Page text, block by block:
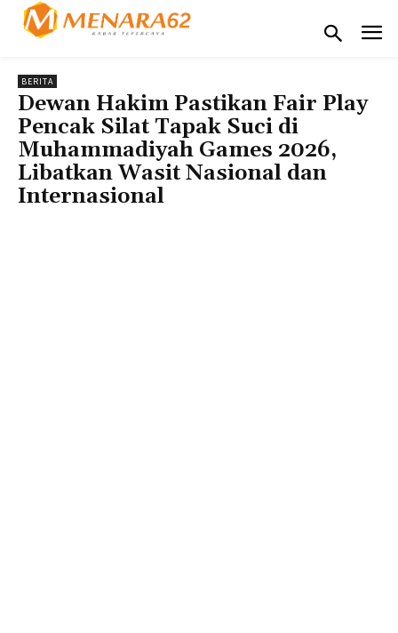
BERITA
Dewan Hakim Pastikan Fair Play
Pencak Silat Tapak Suci di
Muhammadiyah Games 2026,
Libatkan Wasit Nasional dan
Internasional